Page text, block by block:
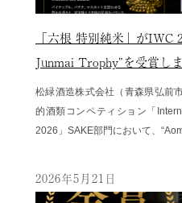
「六根 特別純米」が
Junmai Trophy”を受賞し
松緑酒造株式会社（青森県弘前
的酒類コンペティション「
2026」SAKE部門において、
2026年5月21日